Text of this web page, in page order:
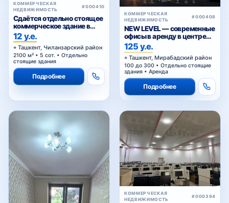
КОММЕРЧЕСКАЯ
НЕДВИЖИМОСТЬ
#000410
Сдаётся отдельно стоящее
коммерческое здание в
аренду
12 у.е.
Ташкент, Чиланзарский район
2100 м² • 5 сот. • Отдельно
стоящие здания
Подробнее
КОММЕРЧЕСКАЯ
НЕДВИЖИМОСТЬ
#000408
NEW LEVEL — современные
офисы в аренду в центре
Ташкента от 25 уе за м²
125 у.е.
Ташкент, Мирабадский район
100 до 300 • Отдельно стоящие
здания • Аренда
Подробнее
КОММЕРЧЕСКАЯ
НЕДВИЖИМОСТЬ
#000394